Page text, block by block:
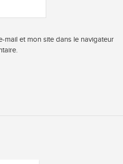
mail et mon site dans le navigateur